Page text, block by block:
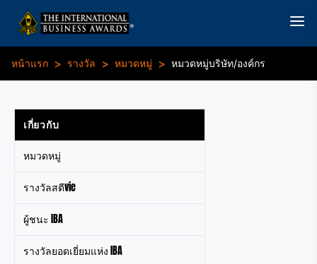
หน้าแรก > รางวัล > หมวดหมู่ > หมวดหมู่บริษัท/องค์กร
เกี่ยวกับ
หมวดหมู่
รางวัลสตีvie
ผู้ชนะ IBA
รางวัลยอดเยี่ยมแห่ง IBA